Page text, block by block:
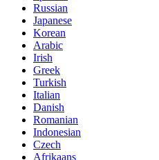
Russian
Japanese
Korean
Arabic
Irish
Greek
Turkish
Italian
Danish
Romanian
Indonesian
Czech
Afrikaans